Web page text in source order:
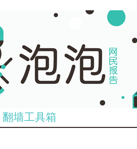
翻墙工具箱